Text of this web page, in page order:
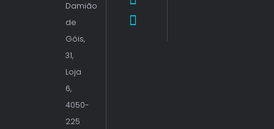
Damião
de
Góis,
31,
Loja
6,
4050-
225